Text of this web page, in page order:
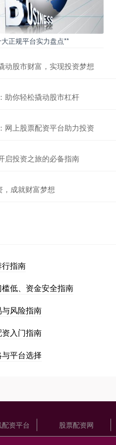
正规平台实力盘点**
动股市财富，实现投资梦想
助你轻松撬动股市杠杆
网上股票配资平台助力投资
启投资之旅的必备指南
，成就财富梦想
指南
低、资金安全指南
风险指南
入门指南
平台选择
资平台 股票配资网